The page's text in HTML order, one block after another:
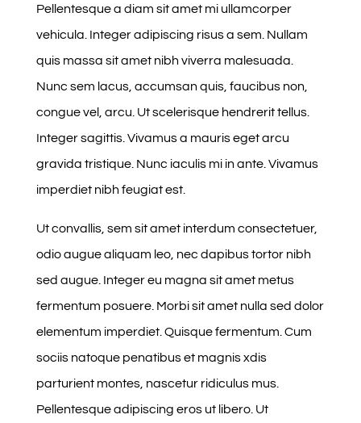
Pellentesque a diam sit amet mi ullamcorper
vehicula. Integer adipiscing risus a sem. Nullam
quis massa sit amet nibh viverra malesuada.
Nunc sem lacus, accumsan quis, faucibus non,
congue vel, arcu. Ut scelerisque hendrerit tellus.
Integer sagittis. Vivamus a mauris eget arcu
gravida tristique. Nunc iaculis mi in ante. Vivamus
imperdiet nibh feugiat est.
Ut convallis, sem sit amet interdum consectetuer,
odio augue aliquam leo, nec dapibus tortor nibh
sed augue. Integer eu magna sit amet metus
fermentum posuere. Morbi sit amet nulla sed dolor
elementum imperdiet. Quisque fermentum. Cum
sociis natoque penatibus et magnis xdis
parturient montes, nascetur ridiculus mus.
Pellentesque adipiscing eros ut libero. Ut